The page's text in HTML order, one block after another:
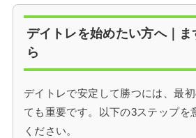
デイトレを始めたい方へ｜
ら
デイトレで安定して勝つには、最
ても重要です。以下の3ステップを
ください。